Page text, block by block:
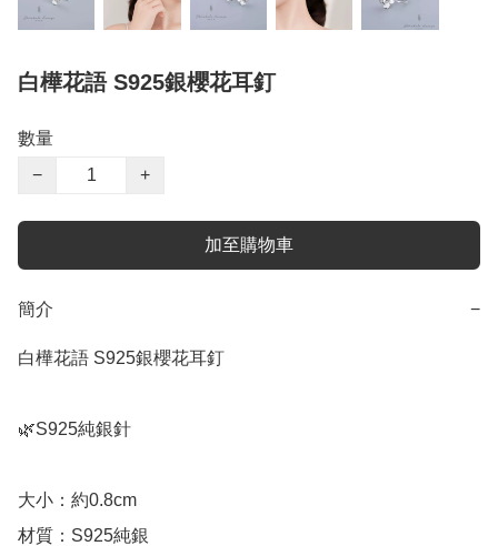
白樺花語 S925銀櫻花耳釘
數量
−
+
加至購物車
簡介 −
白樺花語 S925銀櫻花耳釘
🌿S925純銀針
大小：約0.8cm
材質：S925純銀